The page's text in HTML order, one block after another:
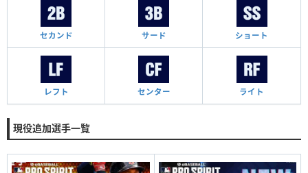
セカンド サード ショート
レフト センター ライト
現役追加選手一覧